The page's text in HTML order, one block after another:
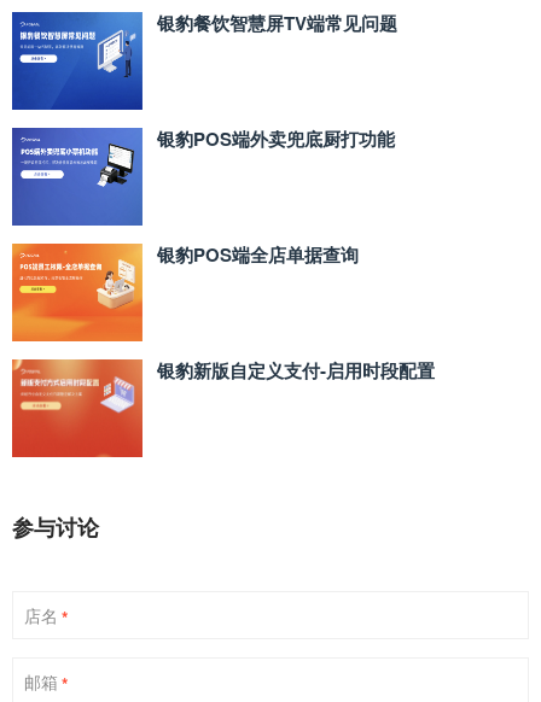
银豹餐饮智慧屏TV端常见问题
银豹POS端外卖兜底厨打功能
银豹POS端全店单据查询
银豹新版自定义支付‑启用时段配置
参与讨论
店名 *
邮箱 *